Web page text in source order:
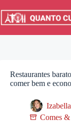
para
Restaurantes
comer bem e
Comes